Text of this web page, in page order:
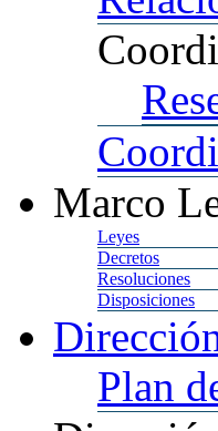
Marco
Leyes
Decretos
Resoluciones
Disposiciones
Plan